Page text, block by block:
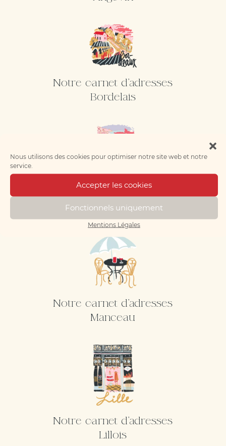
Nous utilisons des cookies pour optimiser notre site web et notre
service.
Accepter les cookies
Fonctionnels uniquement
Mentions Légales
Notre carnet d'adresses
Bordelais
Notre carnet d'adresses
Rochelais
Notre carnet d'adresses
Manceau
Notre carnet d'adresses
Lillois